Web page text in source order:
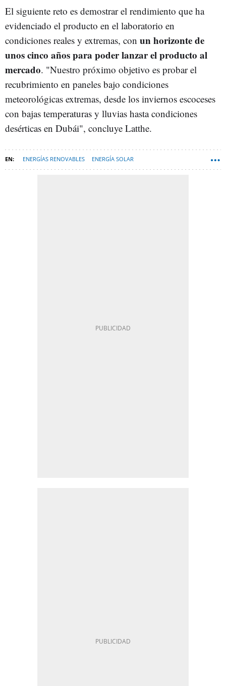
El siguiente reto es demostrar el rendimiento que ha
evidenciado el producto en el laboratorio en
condiciones reales y extremas, con un horizonte de
unos cinco años para poder lanzar el producto al
mercado. "Nuestro próximo objetivo es probar el
recubrimiento en paneles bajo condiciones
meteorológicas extremas, desde los inviernos escoceses
con bajas temperaturas y lluvias hasta condiciones
desérticas en Dubái", concluye Latthe.
ENERGÍAS RENOVABLES ENERGÍA SOLAR